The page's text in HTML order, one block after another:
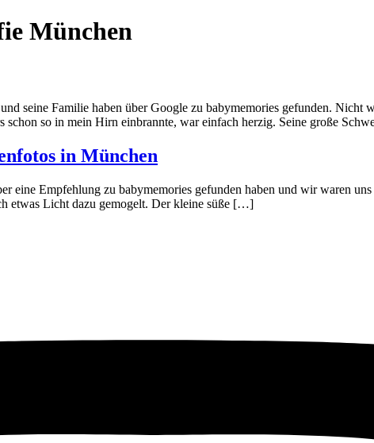
München
seine Familie haben über Google zu babymemories gefunden. Nicht
so in mein Hirn einbrannte, war einfach herzig. Seine große
in München
eine Empfehlung zu babymemories gefunden haben und wir waren
etwas Licht dazu gemogelt. Der kleine süße […]